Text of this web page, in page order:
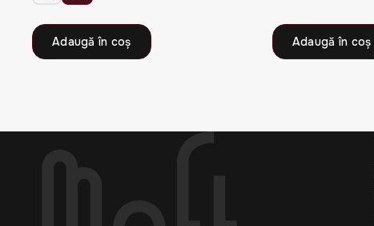
Adaugă în coș
Acest
produs
are
pot
Adaugă în coș